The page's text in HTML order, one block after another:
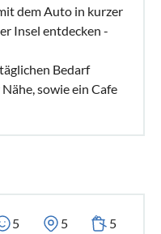
dem Auto in kurzer
Insel entdecken -
Bedarf
sowie ein Cafe
5 5 5